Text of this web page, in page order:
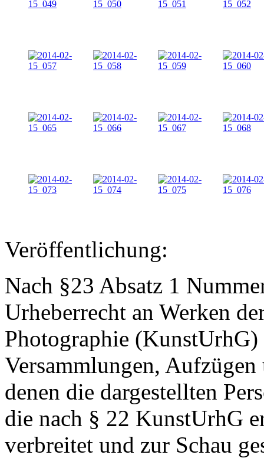
Veröffentlichung:
Nach §23 Absatz 1
Urheberrecht an Werken
Photographie
Versammlungen,
denen die dargestellten
die nach § 22 KunstUrhG
verbreitet und zur Schau